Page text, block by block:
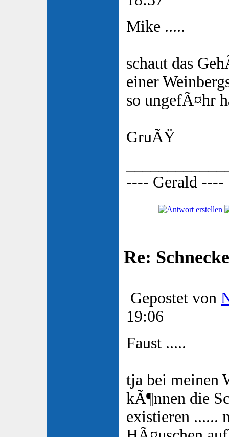
Mike .....
schaut das
einer
so ungefÃ¤hr
GruÃŸ
---- Gerald ----
Re:
Gepostet von
19:06
Faust .....
tja bei meinen
kÃ¶nnen die
existieren ......